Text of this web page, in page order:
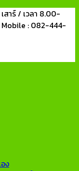
สาร์ / เวลา 8.00-
Mobile : 082-444-
ง